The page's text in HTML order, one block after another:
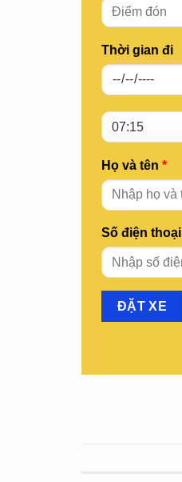
Thời gian đi
Họ và tên *
Số điện thoại